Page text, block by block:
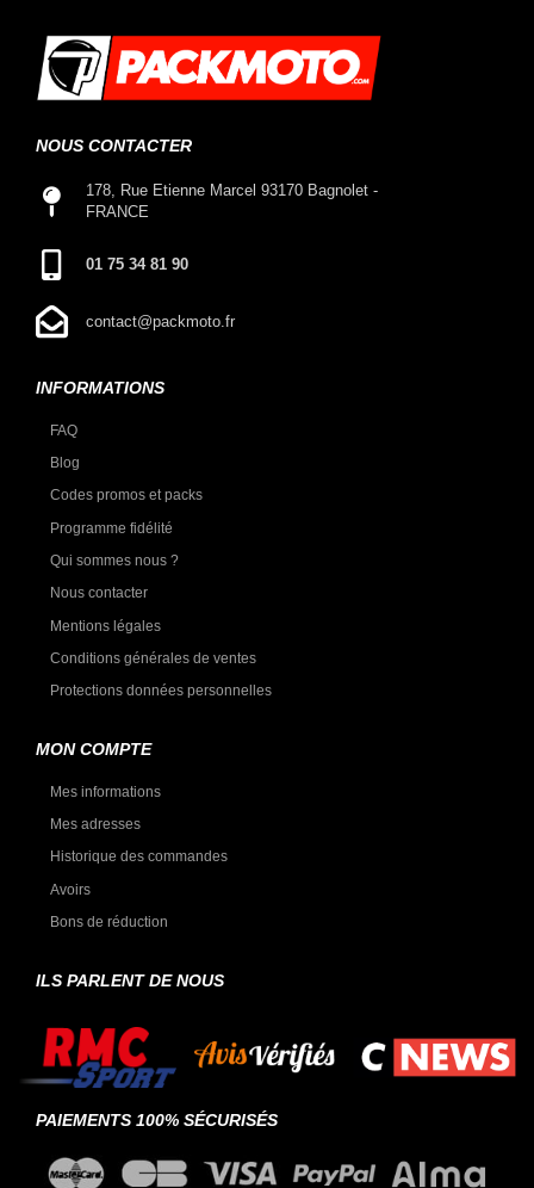
NOUS CONTACTER
178, Rue Etienne Marcel 93170 Bagnolet -
FRANCE
01 75 34 81 90
contact@packmoto.fr
INFORMATIONS
FAQ
Blog
Codes promos et packs
Programme fidélité
Qui sommes nous ?
Nous contacter
Mentions légales
Conditions générales de ventes
Protections données personnelles
MON COMPTE
Mes informations
Mes adresses
Historique des commandes
Avoirs
Bons de réduction
ILS PARLENT DE NOUS
PAIEMENTS 100% SÉCURISÉS